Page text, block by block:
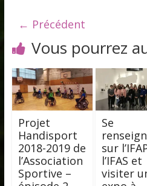
← Précédent
Vous pourrez
Projet
Handisport
2018-2019 de
l’Association
Sportive –
Se
sur
l’IFAS et
visiter